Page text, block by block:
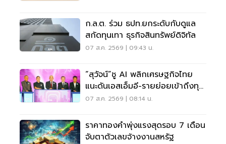
ก.ล.ต. ร่วม ธปท.ยกระดับกับดูแล
สกัดทุนเทา ธุรกิจสินทรัพย์ดิจิทัล
07 ส.ค. 2569 | 09:43 น.
“สุวัจน์”ชู AI พลิกเศรษฐกิจไทย
แนะดันเอสเอ็มอี-รายย่อยเข้าถึงทุน
ฝ่าวิกฤต
07 ส.ค. 2569 | 08:14 น.
ราคาทองคำพุ่งแรงสุดรอบ 7 เดือน
จับตาตัวเลขจ้างงานสหรัฐ